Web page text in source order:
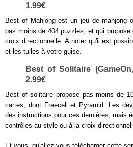
1.99€
Best of Mahjong est un jeu de mahjong
pas moins de 404 puzzles, et qui
croix directionnelle. A noter qu'il est
et les tuiles à votre guise.
Best of Solitaire
2.99€
Best of solitaire propose pas moins de
cartes, dont Freecell et Pyramid. Les
des instructions pour ces dernières, mais
contrôles au style ou à la croix